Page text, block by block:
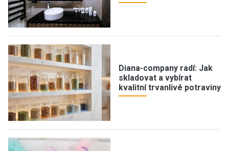
Diana-company radí: Jak
skladovat a vybírat
kvalitní trvanlivé potraviny